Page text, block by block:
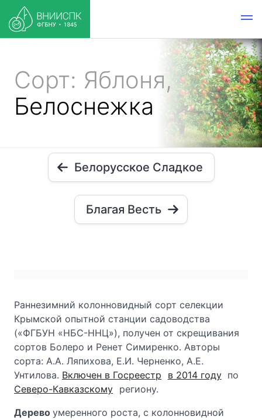
Сорт: Яблоня,
Белоснежка
Белорусское Сладкое
Благая Весть
Раннезимний колонновидный сорт селекции
Крымской опытной станции садоводства
(«ФГБУН «НБС-ННЦ»), получен от скрещивания
сортов Болеро и Ренет Симиренко. Авторы
сорта: А.А. Ляпихова, Е.И. Черненко, А.Е.
Унтилова. Включен в Госреестр в 2014 году по
Северо-Кавказскому региону.
Дерево умеренного роста, с колонновидной